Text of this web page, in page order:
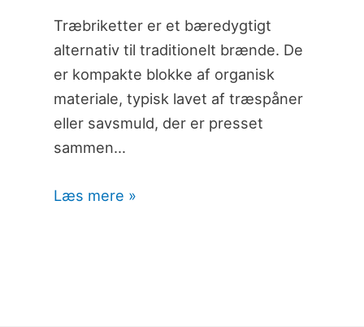
Træbriketter er et bæredygtigt
alternativ til traditionelt brænde. De
er kompakte blokke af organisk
materiale, typisk lavet af træspåner
eller savsmuld, der er presset
sammen…
Læs mere »